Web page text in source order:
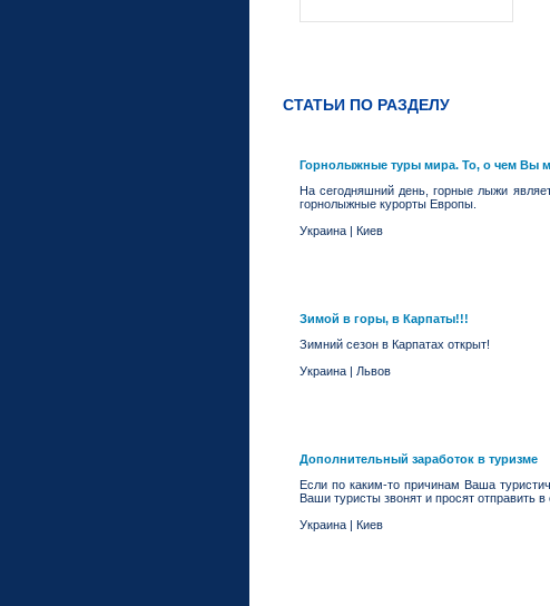
СТАТЬИ ПО РАЗДЕЛУ
Горнолыжные туры мира. То, о чем Вы
На сегодняшний день, горные лыжи
горнолыжные курорты Европы.
Украина | Киев
Зимой в горы, в Карпаты!!!
Зимний сезон в Карпатах открыт!
Украина | Львов
Дополнительный заработок в туризме
Если по каким-то причинам Ваша
Ваши туристы звонят и просят отправить в
Украина | Киев